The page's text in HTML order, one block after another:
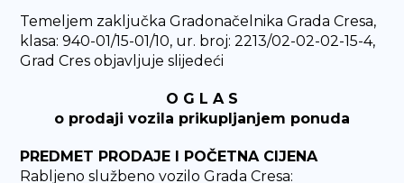
Temeljem zaključka Gradonačelnika Grada Cresa,
klasa: 940-01/15-01/10, ur. broj: 2213/02-02-02-15-4,
Grad Cres objavljuje slijedeći
O G L A S
o prodaji vozila prikupljanjem ponuda
PREDMET PRODAJE I POČETNA CIJENA
Rabljeno službeno vozilo Grada Cresa: